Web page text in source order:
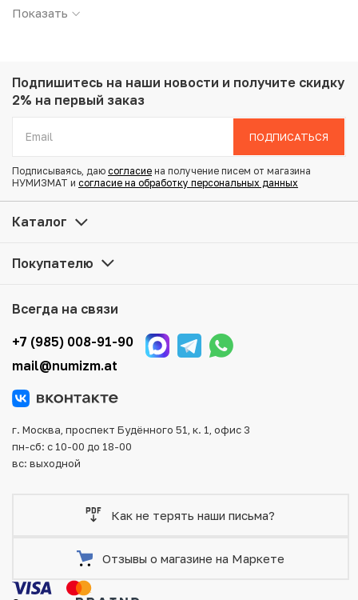
Страна: Япония
Проба: 900
Вес: 26.96 г
Тираж: 2.927.409
Купить 1 йена 1881 года Япония по привлекательной
цене можно в нашем интернет-магазине — Вам
нашем складе.
того, возможен самовывоз товара из офиса магазина.
Для вашего удобства представлены несколько способов
оплаты и доставки заказа. Все отправления надежно и
тщательно упаковываются, что исключает возможность
Показать
Подпишитесь на наши новости и получите скидку
2% на первый заказ
ПОДПИСАТЬСЯ
Подписываясь, даю согласие на получение писем от магазина
НУМИЗМАТ и согласие на обработку персональных данных
Каталог
Покупателю
Всегда на связи
+7 (985) 008-91-90
mail@numizm.at
г. Москва, проспект Будённого 51, к. 1, офис 3
пн-сб: с 10-00 до 18-00
вс: выходной
Как не терять наши письма?
Отзывы о магазине на Маркете